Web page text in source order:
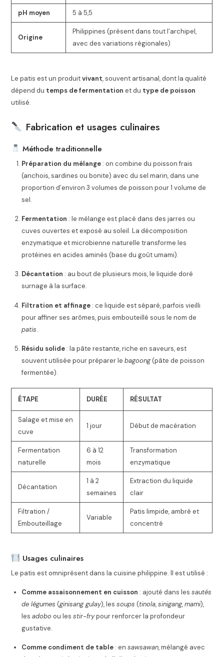
pH moyen 5 à 5,5
Origine
Philippines (présent dans tout l’archipel,
avec des variations régionales)
Le patis est un produitvivant, souvent artisanal, dont la qualité
dépend du temps de fermentation et du type de poisson
utilisé.
Fabrication et usages culinaires
Méthode traditionnelle
Préparation du mélange : on combine du poisson frais
(anchois, sardines ou bonite) avec du sel marin, dans une
proportion d’environ 3 volumes de poisson pour 1 volume de
sel.
Fermentation : le mélange est placé dans des jarres ou
cuves ouvertes et exposé au soleil. La décomposition
enzymatique et microbienne naturelle transforme les
protéines en acides aminés (base du goût umami).
Décantation : au bout de plusieurs mois, le liquide doré
surnage à la surface.
Filtration et affinage : ce liquide est séparé, parfois vieilli
pour affiner ses arômes, puis embouteillé sous le nom de
patis.
Résidu solide : la pâte restante, riche en saveurs, est
souvent utilisée pour préparer lebagoong(pâte de poisson
fermentée).
ÉTAPE DURÉE RÉSULTAT
Salage et mise en
cuve
1 jour Début de macération
Fermentation
naturelle
6 à 12
mois
Transformation
enzymatique
Décantation
1 à 2
semaines
Extraction du liquide
clair
Filtration /
Embouteillage
Variable
Patis limpide, ambré et
concentré
Usages culinaires
Le patis est omniprésent dans la cuisine philippine. Il est utilisé :
Comme assaisonnement en cuisson : ajouté dans lessautés
de légumes (ginisang gulay), lessoups (tinola,sinigang,mami),
lesadobo ou lesstir-frypour renforcer la profondeur
gustative.
Comme condiment de table : ensawsawan, mélangé avec